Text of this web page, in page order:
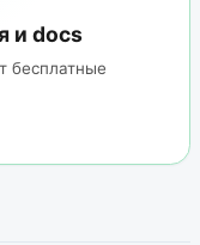
и docs
бесплатные